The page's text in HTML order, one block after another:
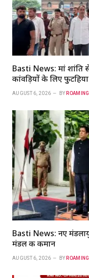
Basti News: मां शांति
कांवड़ियों के लिए
AUGUST 6, 2026 BY
Basti News: नए
मंडल की कमान
AUGUST 6, 2026 BY